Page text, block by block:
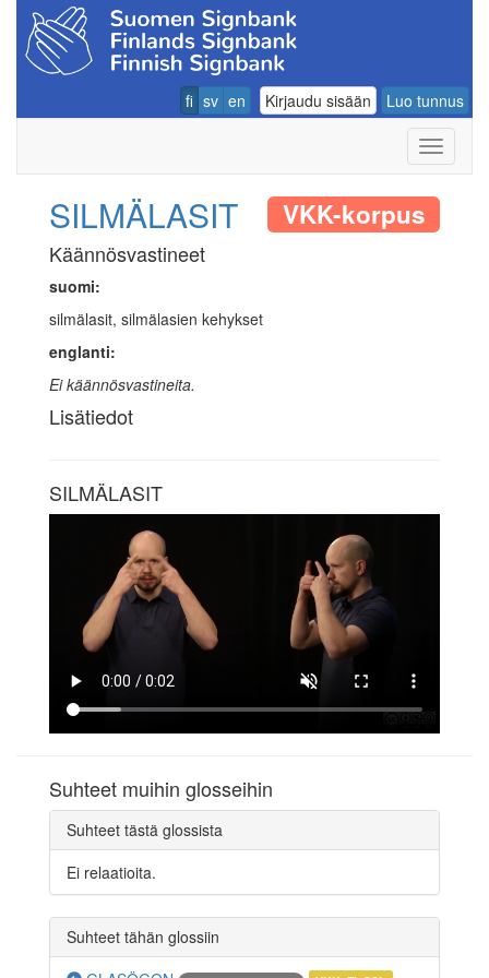
fi sv en Kirjaudu sisään Luo tunnus
SILMÄLASIT VKK-korpus
Käännösvastineet
suomi:
silmälasit, silmälasien kehykset
englanti:
Ei käännösvastineita.
Lisätiedot
SILMÄLASIT
Suhteet muihin glosseihin
Suhteet tästä glossista
Ei relaatioita.
Suhteet tähän glossiin